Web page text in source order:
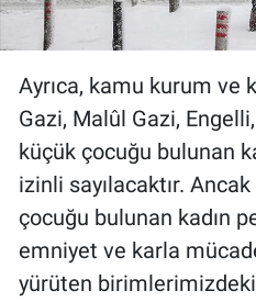
Ayrıca, kamu kurum ve
Gazi, Malûl Gazi,
küçük çocuğu bulunan
izinli sayılacaktır.
çocuğu bulunan kadın
emniyet ve karla
yürüten